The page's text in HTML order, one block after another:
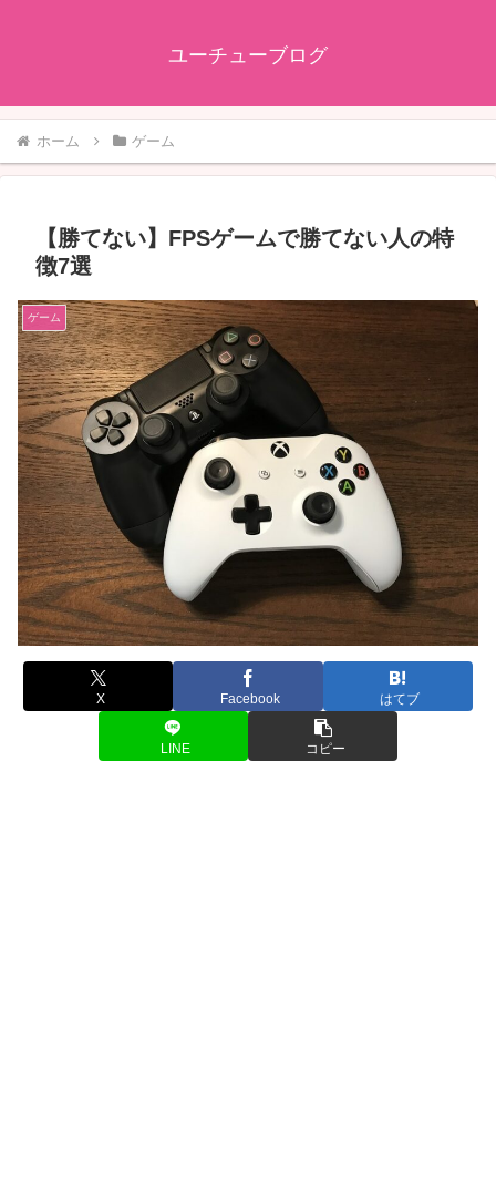
ユーチューブログ
ホーム ゲーム
【勝てない】FPSゲームで勝てない人の特
徴7選
ゲーム
X Facebook はてブ
LINE コピー